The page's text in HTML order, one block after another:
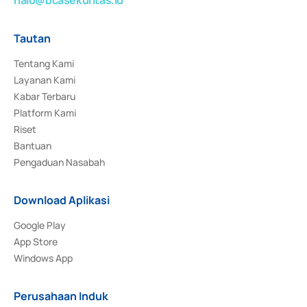
Tautan
Tentang Kami
Layanan Kami
Kabar Terbaru
Platform Kami
Riset
Bantuan
Pengaduan Nasabah
Download Aplikasi
Google Play
App Store
Windows App
Perusahaan Induk